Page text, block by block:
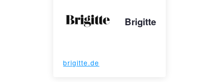
Brigitte
brigitte.de